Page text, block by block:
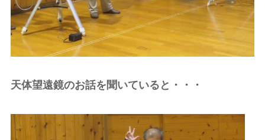
天体望遠鏡のお話を聞いていると・・・